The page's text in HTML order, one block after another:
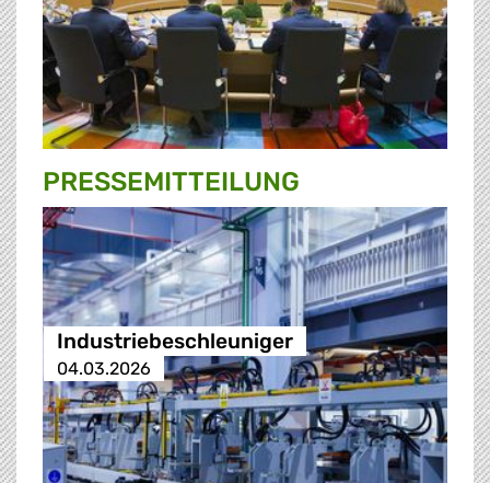
PRESSE­MITTEILUNG
Industriebeschleuniger
04.03.2026